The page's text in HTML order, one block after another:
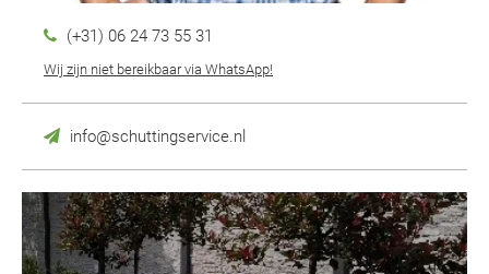
(+31) 06 24 73 55 31
Wij zijn niet bereikbaar via WhatsApp!
info@schuttingservice.nl